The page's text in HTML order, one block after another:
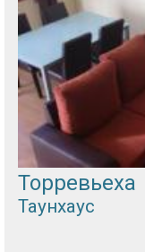
Торревьеха
Таунхаус